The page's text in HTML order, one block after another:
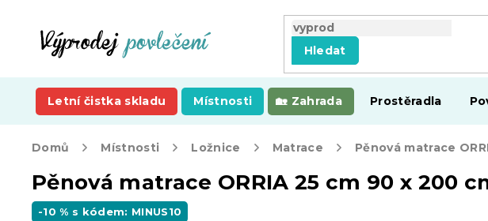
Hledat
Letní čistka skladu Místnosti Zahrada Prostěradla
Domů Místnosti Ložnice Matrace
Pěnová matrace ORRIA 25 cm 90 x 200
-10 % s kódem: MINUS10